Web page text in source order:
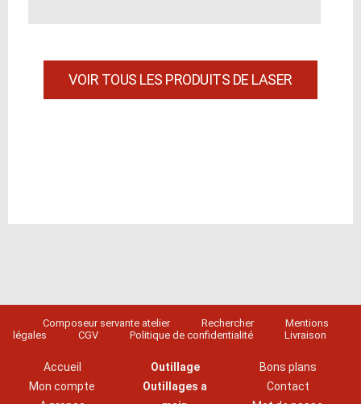
VOIR TOUS LES PRODUITS DE LASER
Composeur servante atelier Rechercher
Mentions
légales
CGV Politique de confidentialité Livraison
Accueil
Mon compte
Outillage
Outillages a
Bons plans
Contact